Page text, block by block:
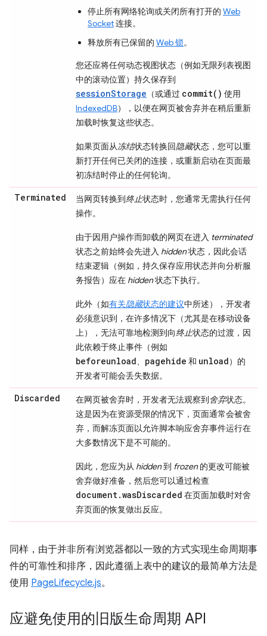
停止所有网络轮询或关闭所有打开的 Web
Socket连接。
释放所有已保留的 Web 锁。
您还应将任何动态视图状态（例如无限列表视图
中的滚动位置）持久保存到
sessionStorage （或通过 commit() 使用
IndexedDB），以便在网页被舍弃并在稍后重新
加载时恢复这些状态。
如果页面从冻结状态转换回隐藏状态，您可以重
新打开任何已关闭的连接，或重新启动在页面最
初冻结时停止的任何轮询。
Terminated 当网页转换到终止状态时，您通常无需执行任何
操作。
由于因用户操作而卸载的网页在进入 terminated
状态之前始终会先进入 hidden状态，因此会话
结束逻辑（例如，持久保存应用状态并向分析服
务报告）应在 hidden状态下执行。
此外（如有关隐藏状态的建议中所述），开发者
必须意识到，在许多情况下（尤其是在移动设备
上），无法可靠地检测到向终止状态的过渡，因
此依赖于终止事件（例如
beforeunload、 pagehide 和 unload）的
开发者可能会丢失数据。
Discarded 在网页被舍弃时，开发者无法观察到舍弃状态。
这是因为在资源受限的情况下，页面通常会被舍
弃，而解冻页面以允许脚本响应舍弃事件运行在
大多数情况下是不可能的。
因此，您应为从 hidden到 frozen的更改可能被
舍弃做好准备，然后您可以通过检查
document.wasDiscarded 在页面加载时对舍
弃页面的恢复做出反应。
同样，由于并非所有浏览器都以一致的方式实现生命周期事
件的可靠性和排序，因此遵循上表中的建议的最简单方法是
使用 PageLifecycle.js。
应避免使用的旧版生命周期 API